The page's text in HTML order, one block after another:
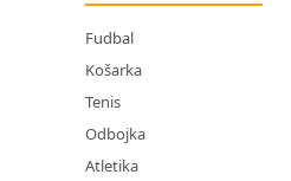
Fudbal
Košarka
Tenis
Odbojka
Atletika